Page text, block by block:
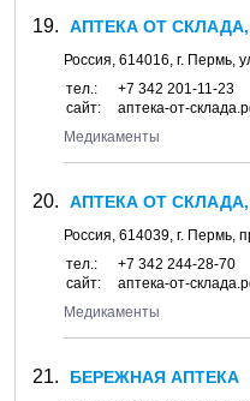
АПТЕКА ОТ
Россия, 614016, г. Пермь,
тел.:
+7 342 201-11-23
сайт:
аптека-от-
Медикаменты
АПТЕКА ОТ
Россия, 614039, г. Пермь,
тел.:
+7 342 244-28-70
сайт:
аптека-от-
Медикаменты
БЕРЕЖНАЯ АПТЕКА